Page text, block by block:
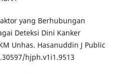
yang Berhubungan
Deteksi Dini Kanker
Unhas. Hasanuddin J Public
hjph.v1i1.9513